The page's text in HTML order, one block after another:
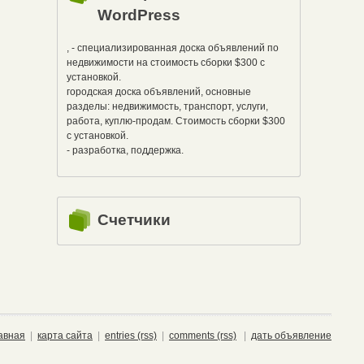
WordPress
, - специализированная доска объявлений по
недвижимости на стоимость сборки $300 с
установкой.
городская доска объявлений, основные
разделы: недвижимость, транспорт, услуги,
работа, куплю-продам. Стоимость сборки $300
с установкой.
- разработка, поддержка.
Счетчики
карта сайта entries (rss) comments (rss) дать объявление